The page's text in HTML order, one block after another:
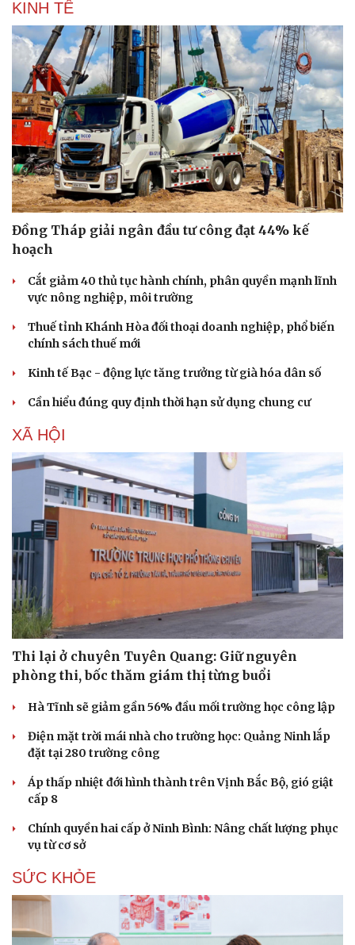
Du lịch
Tư vấn
Săn Tour
Podcast
Câu chuyện thời sự
Đọc truyện đêm khuya
Kể chuyện cho bé
KINH TẾ
Đồng Tháp giải ngân đầu tư công đạt 44% kế
hoạch
Cắt giảm 40 thủ tục hành chính, phân quyền mạnh lĩnh
vực nông nghiệp, môi trường
Thuế tỉnh Khánh Hòa đối thoại doanh nghiệp, phổ biến
chính sách thuế mới
Kinh tế Bạc - động lực tăng trưởng từ già hóa dân số
Cần hiểu đúng quy định thời hạn sử dụng chung cư
XÃ HỘI
Thi lại ở chuyên Tuyên Quang: Giữ nguyên
phòng thi, bốc thăm giám thị từng buổi
Hà Tĩnh sẽ giảm gần 56% đầu mối trường học công lập
Điện mặt trời mái nhà cho trường học: Quảng Ninh lắp
đặt tại 280 trường công
Áp thấp nhiệt đới hình thành trên Vịnh Bắc Bộ, gió giật
cấp 8
Chính quyền hai cấp ở Ninh Bình: Nâng chất lượng phục
vụ từ cơ sở
SỨC KHỎE